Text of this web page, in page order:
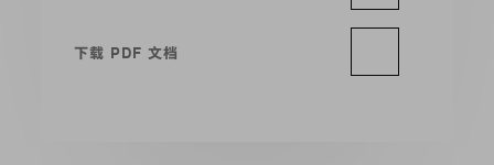
下载 PDF 文档